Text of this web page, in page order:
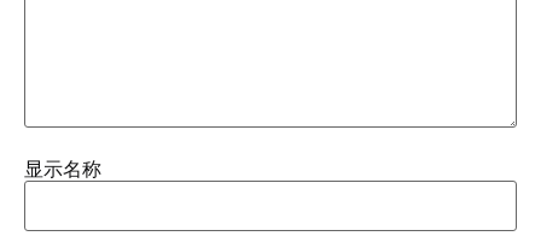
显示名称